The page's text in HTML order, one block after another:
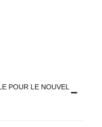
POUR LE NOUVEL